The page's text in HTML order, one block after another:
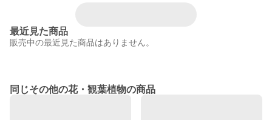
最近見た商品
販売中の最近見た商品はありません。
同じその他の花・観葉植物の商品